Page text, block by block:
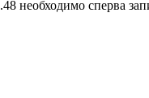
необходимо сперва